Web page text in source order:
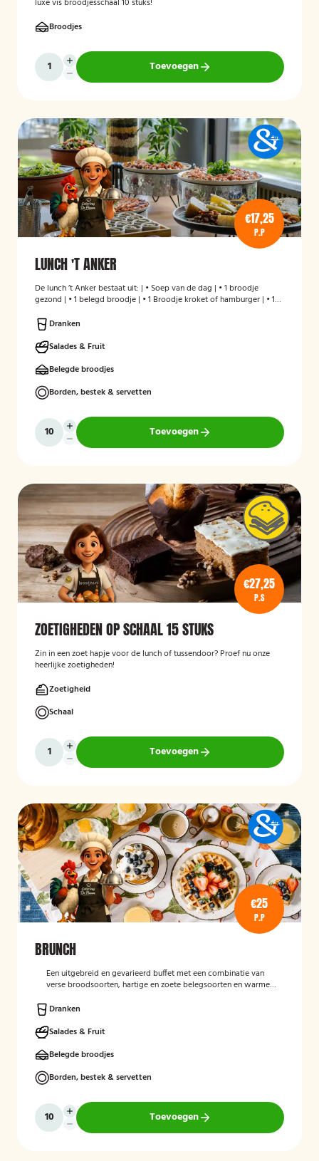
luxe vis broodjesschaal 10 stuks!
Broodjes
Toevoegen
€17,25
P.P
LUNCH 'T ANKER
De lunch ’t Anker bestaat uit: | • Soep van de dag | • 1 broodje
gezond | • 1 belegd broodje | • 1 Broodje kroket of hamburger | • 1
Dranken
Salades & Fruit
Belegde broodjes
Borden, bestek & servetten
Toevoegen
€27,25
P.S
ZOETIGHEDEN OP SCHAAL 15 STUKS
Zin in een zoet hapje voor de lunch of tussendoor? Proef nu onze
heerlijke zoetigheden!
Zoetigheid
Schaal
Toevoegen
€25
P.P
BRUNCH
Een uitgebreid en gevarieerd buffet met een combinatie van
verse broodsoorten, hartige en zoete belegsoorten en warme
dag.
Dranken
Salades & Fruit
Belegde broodjes
Borden, bestek & servetten
Toevoegen